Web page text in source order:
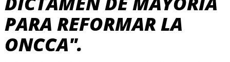
PARA REFORMAR LA
ONCCA".